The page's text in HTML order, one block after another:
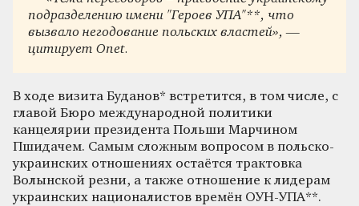
подразделению имени "Героев УПА"**, что
вызвало негодование польских властей», —
цитирует Onet.
В ходе визита Буданов* встретится, в том числе, с
главой Бюро международной политики
канцелярии президента Польши Марчином
Пшидачем. Самым сложным вопросом в польско-
украинских отношениях остаётся трактовка
Волынской резни, а также отношение к лидерам
украинских националистов времён ОУН-УПА**.